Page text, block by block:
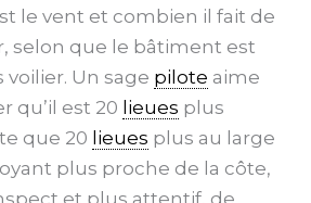
le vent et combien il fait de
selon que le bâtiment est
Un sage pilote aime
qu’il est 20 lieues plus
que 20 lieues plus au large
plus proche de la côte,
et plus attentif, de